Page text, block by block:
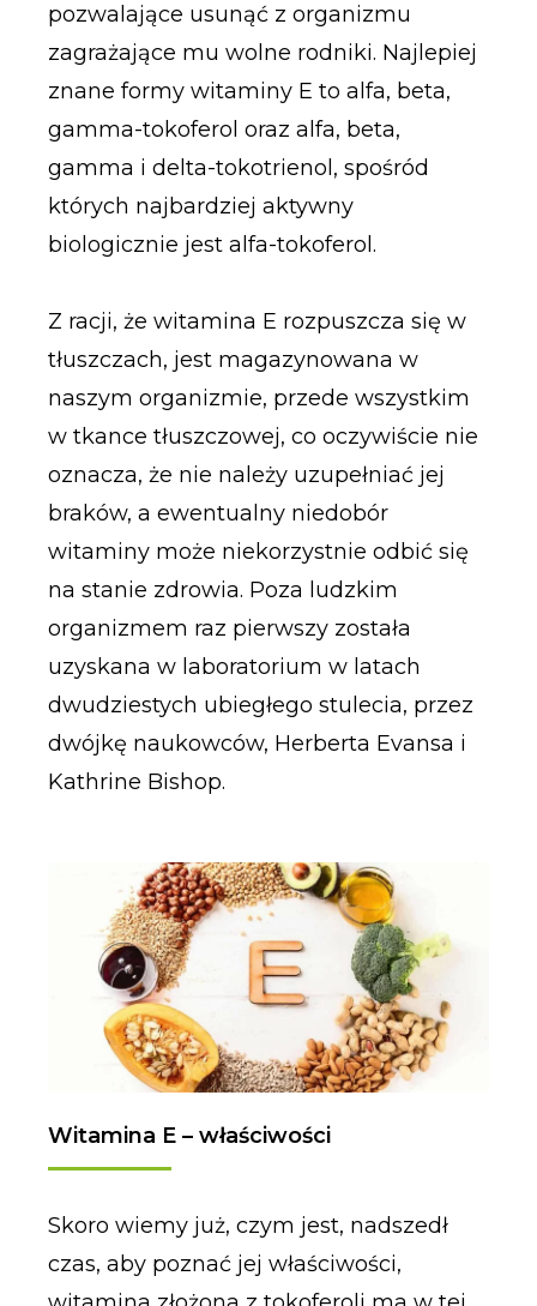
pozwalające usunąć z organizmu
zagrażające mu wolne rodniki. Najlepiej
znane formy witaminy E to alfa, beta,
gamma-tokoferol oraz alfa, beta,
gamma i delta-tokotrienol, spośród
których najbardziej aktywny
biologicznie jest alfa-tokoferol.
Z racji, że witamina E rozpuszcza się w
tłuszczach, jest magazynowana w
naszym organizmie, przede wszystkim
w tkance tłuszczowej, co oczywiście nie
oznacza, że nie należy uzupełniać jej
braków, a ewentualny niedobór
witaminy może niekorzystnie odbić się
na stanie zdrowia. Poza ludzkim
organizmem raz pierwszy została
uzyskana w laboratorium w latach
dwudziestych ubiegłego stulecia, przez
dwójkę naukowców, Herberta Evansa i
Kathrine Bishop.
Witamina E – właściwości
Skoro wiemy już, czym jest, nadszedł
czas, aby poznać jej właściwości,